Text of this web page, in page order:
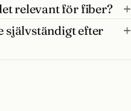
relevant för fiber?
självständigt efter